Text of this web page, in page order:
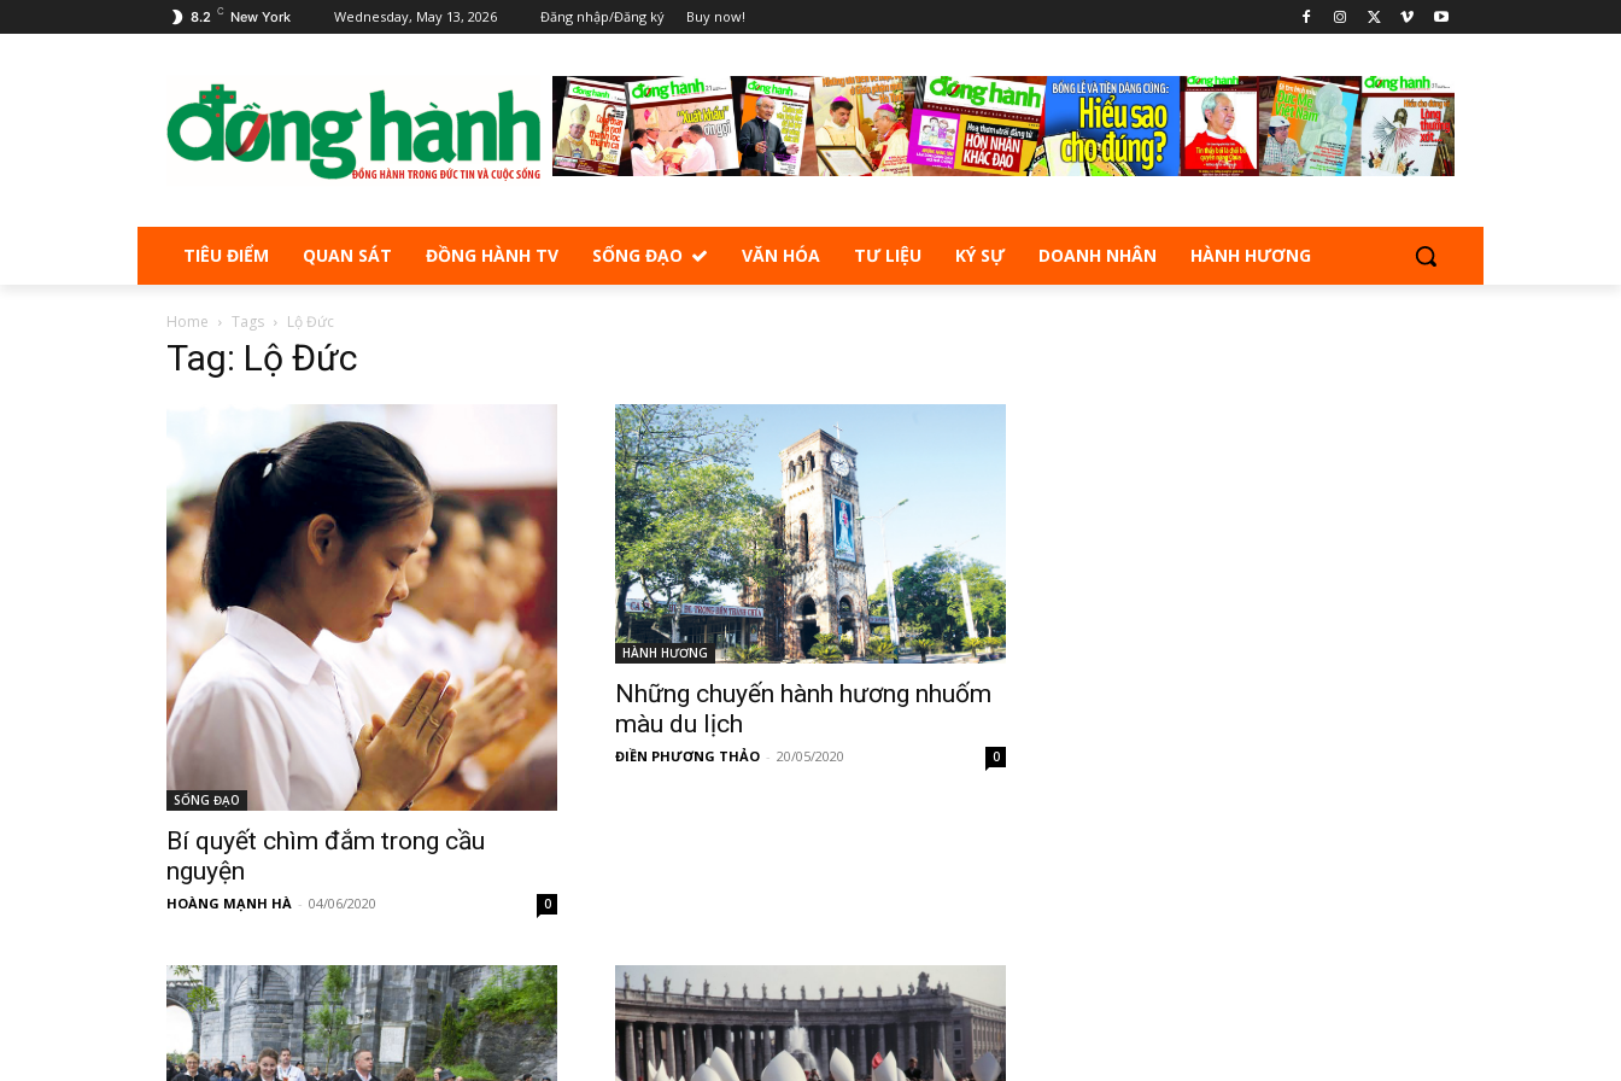
8.2 C New York Wednesday, May 13, 2026 Đăng nhập/Đăng ký Buy now!
TIÊU ĐIỂM QUAN SÁT ĐỒNG HÀNH TV SỐNG ĐẠO VĂN HÓA TƯ LIỆU KÝ SỰ DOANH NHÂN HÀNH HƯƠNG
Home Tags Lộ Đức
Tag: Lộ Đức
SỐNG ĐẠO
Bí quyết chìm đắm trong cầu
nguyện
HOÀNG MẠNH HÀ - 04/06/2020 0
HÀNH HƯƠNG
Những chuyến hành hương nhuốm
màu du lịch
ĐIỀN PHƯƠNG THẢO - 20/05/2020 0